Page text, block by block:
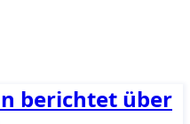
berichtet über